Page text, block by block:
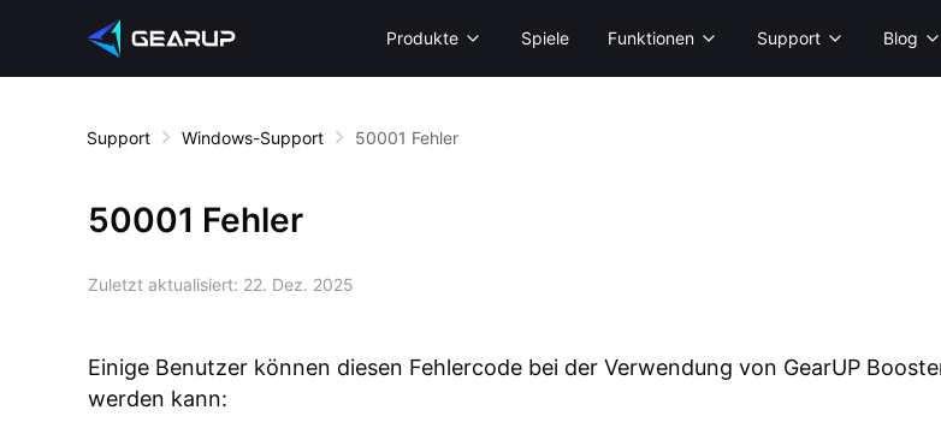
Produkte Spiele Funktionen Support Blog
Support Windows-Support 50001 Fehler
50001 Fehler
Zuletzt aktualisiert: 22. Dez. 2025
Einige Benutzer können diesen Fehlercode bei der Verwendung von GearUP
werden kann: